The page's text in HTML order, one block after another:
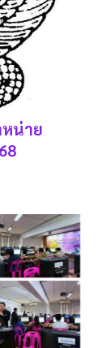
หน่าย